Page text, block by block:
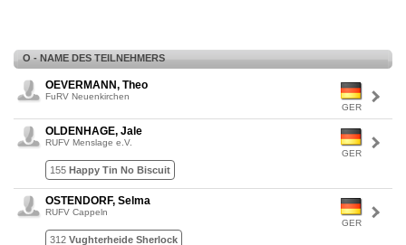
O - NAME DES TEILNEHMERS
GER
OEVERMANN, Theo
FuRV Neuenkirchen
GER
OLDENHAGE, Jale
RUFV Menslage e.V.
155 Happy Tin No Biscuit
GER
OSTENDORF, Selma
RUFV Cappeln
312 Vughterheide Sherlock